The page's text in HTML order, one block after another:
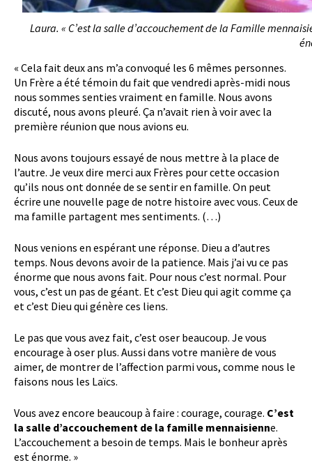
Laura. « C’est la salle d’accouchement de la Famille
« Cela fait deux ans m’a convoqué les 6 mêmes personnes.
Un Frère a été témoin du fait que vendredi après-midi nous
nous sommes senties vraiment en famille. Nous avons
discuté, nous avons pleuré. Ça n’avait rien à voir avec la
première réunion que nous avions eu.
Nous avons toujours essayé de nous mettre à la place de
l’autre. Je veux dire merci aux Frères pour cette occasion
qu’ils nous ont donnée de se sentir en famille. On peut
écrire une nouvelle page de notre histoire avec vous. Ceux de
ma famille partagent mes sentiments. (…)
Nous venions en espérant une réponse. Dieu a d’autres
temps. Nous devons avoir de la patience. Mais j’ai vu ce pas
énorme que nous avons fait. Pour nous c’est normal. Pour
vous, c’est un pas de géant. Et c’est Dieu qui agit comme ça
et c’est Dieu qui génère ces liens.
Le pas que vous avez fait, c’est oser beaucoup. Je vous
encourage à oser plus. Aussi dans votre manière de vous
aimer, de montrer de l’affection parmi vous, comme nous le
faisons nous les Laïcs.
Vous avez encore beaucoup à faire : courage, courage. C’est
la salle d’accouchement de la famille mennaisienne.
L’accouchement a besoin de temps. Mais le bonheur après
est énorme. »